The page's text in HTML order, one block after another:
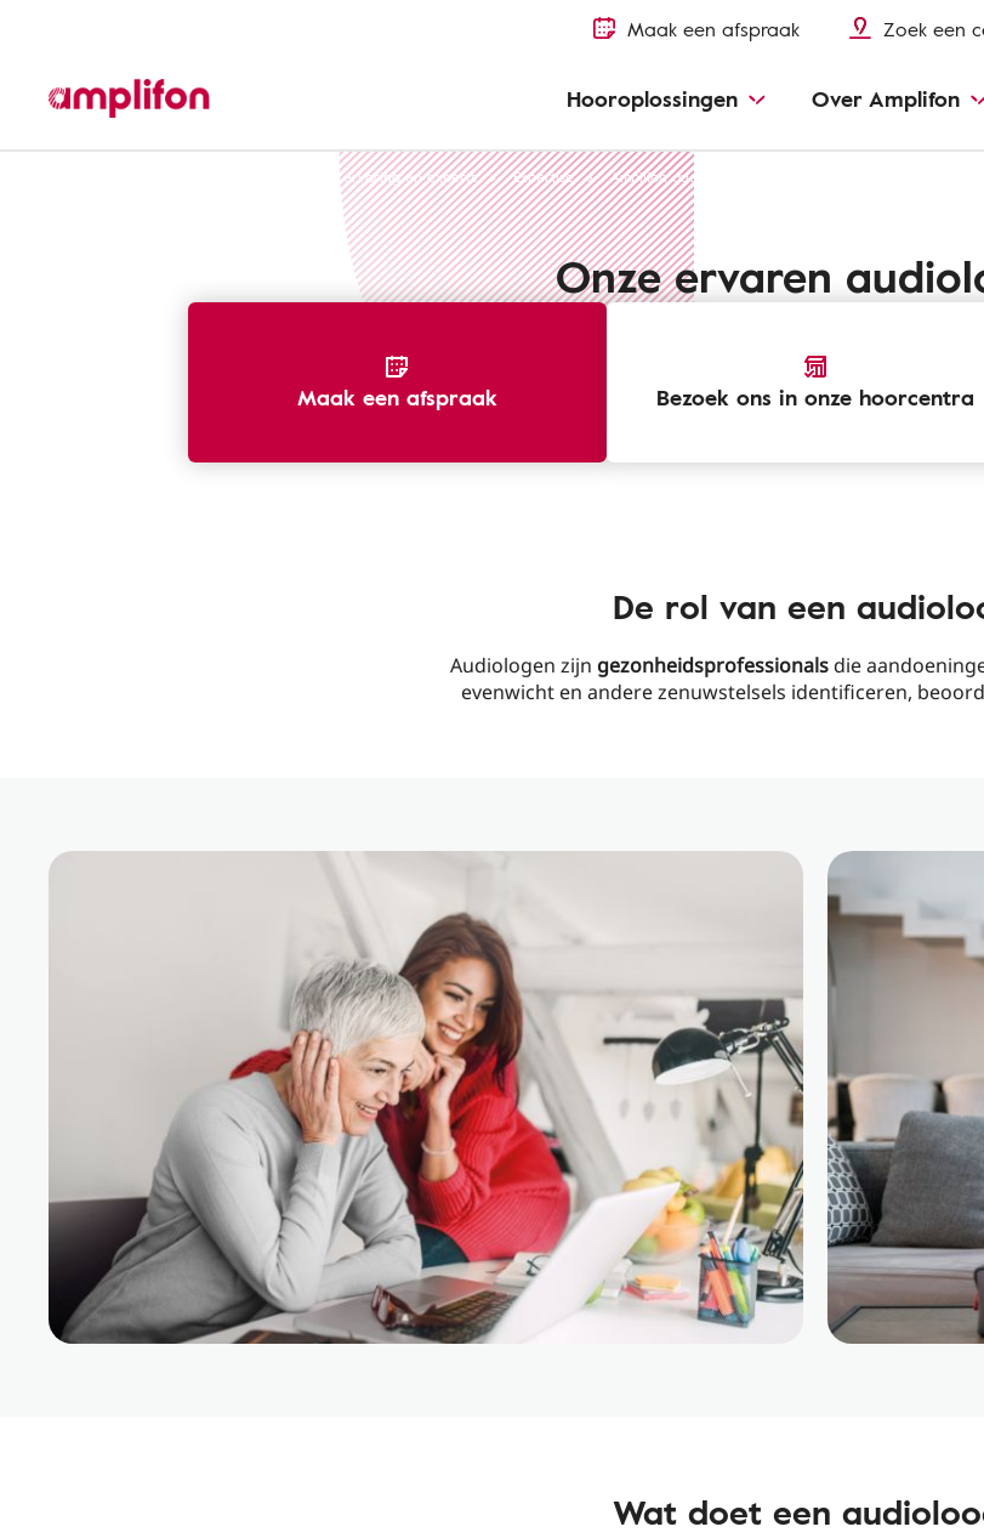
Maak een afspraak Zoek een
Hooroplossingen Over Amplifon
Amplifon ervaring en experts Expertise Amplifon audiologen
Onze ervaren
Maak een afspraak Bezoek ons ​​in onze hoorcentra
De rol van een
Audiologen zijn gezonheidsprofessionalsdie
evenwicht en andere zenuwstelsels identificeren,
Wat doet een